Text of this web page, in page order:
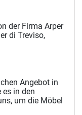
der Firma Arper
di Treviso,
Angebot in
es in den
um die Möbel